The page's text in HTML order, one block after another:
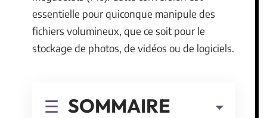
essentielle pour quiconque manipule des
fichiers volumineux, que ce soit pour le
stockage de photos, de vidéos ou de logiciels.
SOMMAIRE